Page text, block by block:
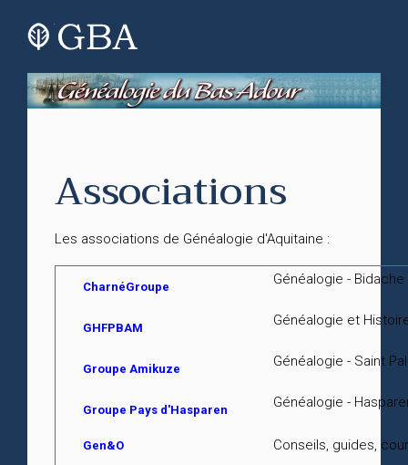
Associations
Les associations de Généalogie d'Aquitaine :
CharnéGroupe Généalogie - Bidache
GHFPBAM Généalogie et
Groupe Amikuze Généalogie - Saint
Groupe Pays d'Hasparen Généalogie -
Gen&O Conseils, guides,